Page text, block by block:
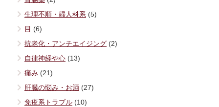
生理不順・婦人科系 (5)
目 (6)
抗老化・アンチエイジング (2)
自律神経や心 (13)
痛み (21)
肝臓の悩み・お酒 (27)
免疫系トラブル (10)